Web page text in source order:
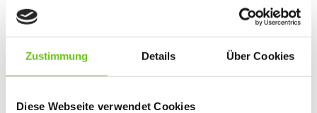
Zustimmung Details Über Cookies
Diese Webseite verwendet Cookies